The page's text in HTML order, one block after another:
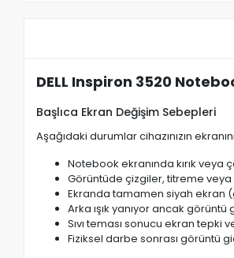
DELL Inspiron 3520
Başlıca Ekran Değişim Sebepleri
Aşağıdaki durumlar cihazınızın
Notebook ekranında kırık veya
Görüntüde çizgiler, titreme
Ekranda tamamen siyah ekran
Arka ışık yanıyor ancak
Sıvı teması sonucu ekran tepki
Fiziksel darbe sonrası görüntü